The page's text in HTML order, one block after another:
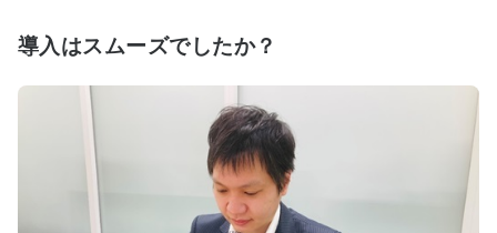
導入はスムーズでしたか？